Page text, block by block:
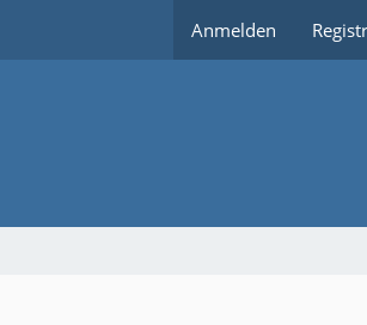
Anmelden